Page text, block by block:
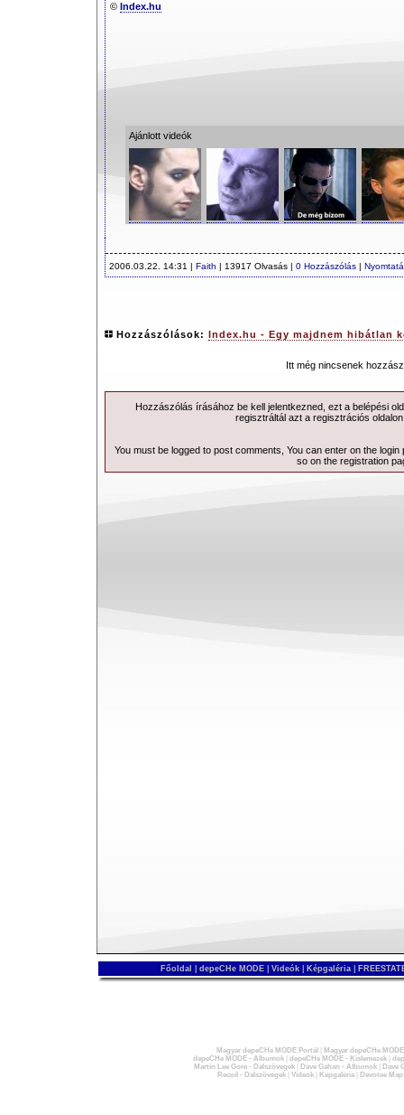
© Index.hu
Ajánlott videók
2006.03.22. 14:31 | Faith | 13917 Olvasás | 0 Hozzászólás |
Hozzászólások: Index.hu - Egy majdnem hibátlan
Itt még nincsenek
Hozzászólás írásához be kell jelentkezned, ezt a belépési
regisztráltál azt a regisztrációs
You must be logged to post comments, You can enter on the login
so on the registration
Főoldal depeCHe MODE Videók Képgaléria
Magyar depeCHe MODE Portál
Magyar depeCHe
depeCHe MODE - Albumok| depeCHe MODE - Kislemezek|
Martin Lee Gore - Dalszövegek| Dave Gahan - Albumok|
Dave
Recoil - Dalszövegek| Videók| Képgaléria| Devotee Map